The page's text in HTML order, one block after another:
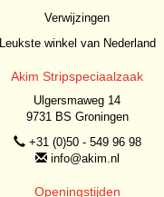
Verwijzingen
Leukste winkel van Nederland
Akim Stripspeciaalzaak
Ulgersmaweg 14
9731 BS Groningen
+31 (0)50 - 549 96 98
info@akim.nl
Openingstijden